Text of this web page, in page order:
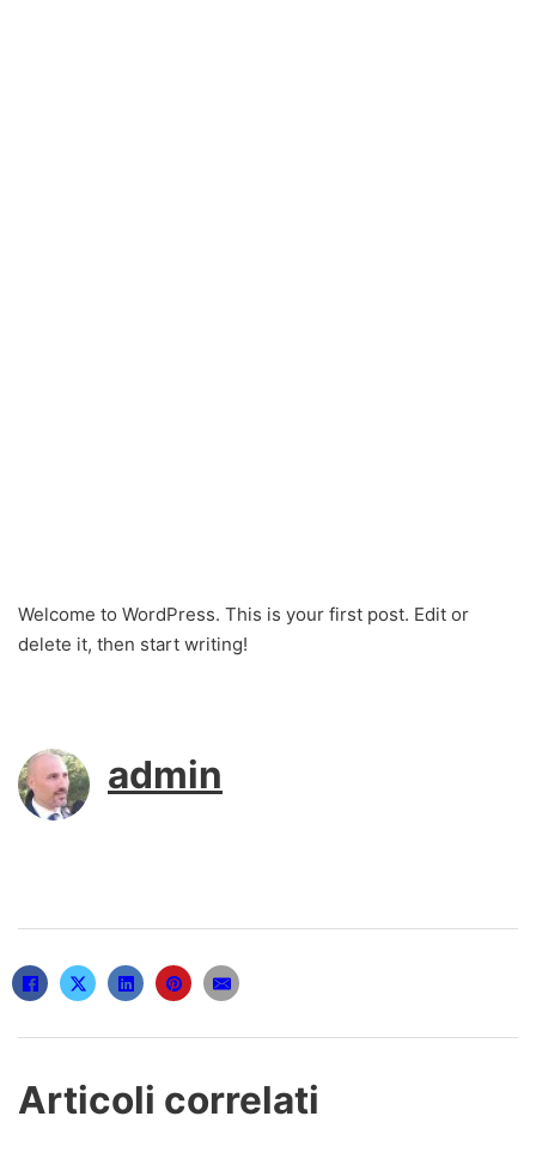
Welcome to WordPress. This is your first post. Edit or
delete it, then start writing!
admin
Articoli correlati